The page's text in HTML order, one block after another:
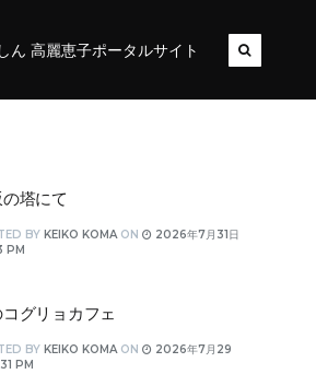
ん 高麗恵子ポータルサイト
の塔にて
BY KEIKO KOMA ON
2026年7月31日
PM
グリョカフェ
BY KEIKO KOMA ON
2026年7月29
PM